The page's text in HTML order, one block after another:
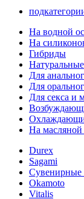
На водной
На
Гибриды
Натуральные
Для
Для
Для секса и
На масляной
Durex
Sagami
Сувенирные
Okamoto
Vitalis